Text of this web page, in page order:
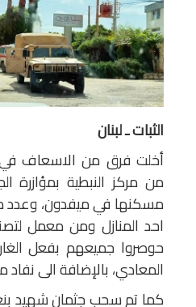
الثبات ـ لبنان
أخلت فرق من الاسعاف في
من مركز النبطية بمؤازرة
مسكنها في ميفدون، وعدد
احد المنازل ومن معمل
حوصروا جميعهم بفعل
المعادي، بالإضافة الى نفاد
كما تم سحب جثمان شهيد